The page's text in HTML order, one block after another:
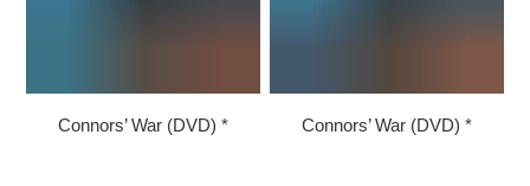
Connors’ War (DVD) Connors’ War (DVD)